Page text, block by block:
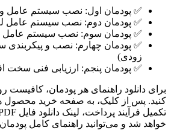
✅ پودمان اول: نصب سیستم عامل ویندوز ۱۱
✅ پودمان دوم: نصب سیستم عامل
✅ پودمان سوم: نصب سیستم عامل
زودی)
✅ پودمان پنجم: ارزیابی فنی سخت
برای دانلود راهنمای هر پودمان، کافیست
کنید. پس از کلیک، به صفحه خرید محصول
خواهد شد و می‌توانید راهنمای کامل